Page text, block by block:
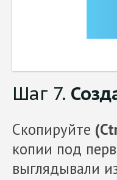
Шаг 7.
Скопируйте
копии под
выглядывали